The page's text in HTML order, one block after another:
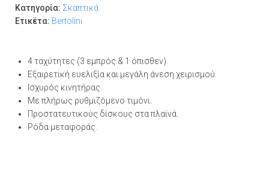
Κατηγορία: Σκαπτικά
Ετικέτα: Bertolini
4 ταχύτητες (3 εμπρός & 1 όπισθεν)
Εξαιρετική ευελιξία και μεγάλη άνεση χειρισμού.
Ισχυρός κινητήρας.
Με πλήρως ρυθμιζόμενο τιμόνι.
Προστατευτικούς δίσκους στα πλαϊνά.
Ρόδα μεταφοράς.